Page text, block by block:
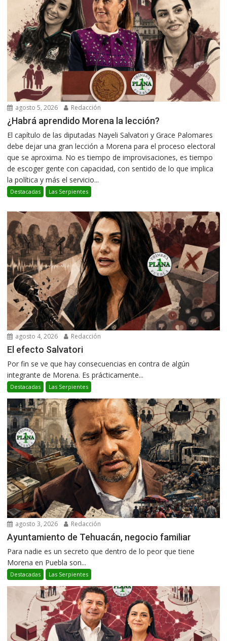
agosto 5, 2026 Redacción
¿Habrá aprendido Morena la lección?
El capítulo de las diputadas Nayeli Salvatori y Grace Palomares
debe dejar una gran lección a Morena para el proceso electoral
que se aproxima. No es tiempo de improvisaciones, es tiempo
de escoger gente con capacidad, con sentido de lo que implica
la política y más el servicio...
Destacadas Las Serpientes
agosto 4, 2026 Redacción
El efecto Salvatori
Por fin se ve que hay consecuencias en contra de algún
integrante de Morena. Es prácticamente...
Destacadas Las Serpientes
agosto 3, 2026 Redacción
Ayuntamiento de Tehuacán, negocio familiar
Para nadie es un secreto que dentro de lo peor que tiene
Morena en Puebla son...
Destacadas Las Serpientes